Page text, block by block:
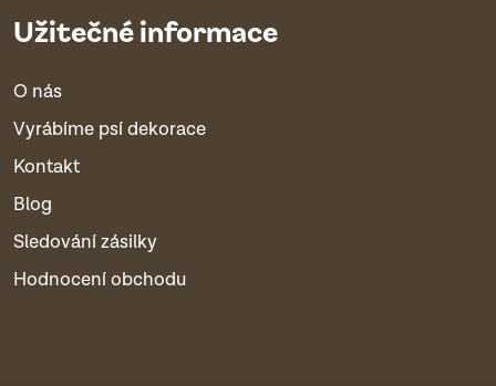
Užitečné informace
O nás
Vyrábíme psí dekorace
Kontakt
Blog
Sledování zásilky
Hodnocení obchodu